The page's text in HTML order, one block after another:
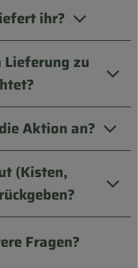
ihr?
Lieferung zu
Aktion an?
(Kisten,
Fragen?